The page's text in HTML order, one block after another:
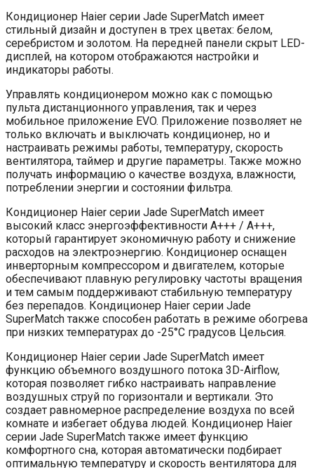
Кондиционер Haier серии Jade SuperMatch имеет
стильный дизайн и доступен в трех цветах: белом,
серебристом и золотом. На передней панели скрыт LED-
дисплей, на котором отображаются настройки и
индикаторы работы.
Управлять кондиционером можно как с помощью
пульта дистанционного управления, так и через
мобильное приложение EVO. Приложение позволяет не
только включать и выключать кондиционер, но и
настраивать режимы работы, температуру, скорость
вентилятора, таймер и другие параметры. Также можно
получать информацию о качестве воздуха, влажности,
потреблении энергии и состоянии фильтра.
Кондиционер Haier серии Jade SuperMatch имеет
высокий класс энергоэффективности A+++ / A+++,
который гарантирует экономичную работу и снижение
расходов на электроэнергию. Кондиционер оснащен
инверторным компрессором и двигателем, которые
обеспечивают плавную регулировку частоты вращения
и тем самым поддерживают стабильную температуру
без перепадов. Кондиционер Haier серии Jade
SuperMatch также способен работать в режиме обогрева
при низких температурах до -25°C градусов Цельсия.
Кондиционер Haier серии Jade SuperMatch имеет
функцию объемного воздушного потока 3D-Airflow,
которая позволяет гибко настраивать направление
воздушных струй по горизонтали и вертикали. Это
создает равномерное распределение воздуха по всей
комнате и избегает обдува людей. Кондиционер Haier
серии Jade SuperMatch также имеет функцию
комфортного сна, которая автоматически подбирает
оптимальную температуру и скорость вентилятора для